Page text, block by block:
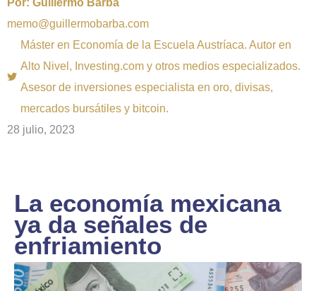
Por: Guillermo Barba
memo@guillermobarba.com
Máster en Economía de la Escuela Austríaca. Autor en
Alto Nivel, Investing.com y otros medios especializados.
Asesor de inversiones especialista en oro, divisas,
mercados bursátiles y bitcoin.
28 julio, 2023
La economía mexicana
ya da señales de
enfriamiento